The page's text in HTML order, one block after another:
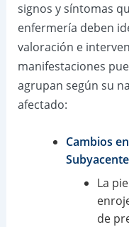
signos y síntomas
enfermería deben
valoración e
manifestaciones
agrupan según su
afectado:
Cambios
La
de